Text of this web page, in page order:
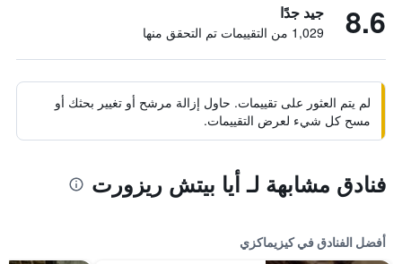
8.6 جيد جدًا
1,029 من التقييمات تم التحقق منها
لم يتم العثور على تقييمات. حاول إزالة مرشح أو تغيير بحثك أو
مسح كل شيء لعرض التقييمات.
فنادق مشابهة لـ أيا بيتش ريزورت
أفضل الفنادق في كيزيماكزي